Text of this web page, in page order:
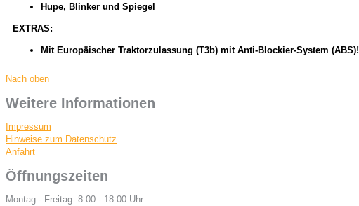
Hupe, Blinker und Spiegel
EXTRAS:
Mit Europäischer Traktorzulassung (T3b) mit Anti-Blockier-System (ABS)!
Nach oben
Weitere Informationen
Impressum
Hinweise zum Datenschutz
Anfahrt
Öffnungszeiten
Montag - Freitag: 8.00 - 18.00 Uhr